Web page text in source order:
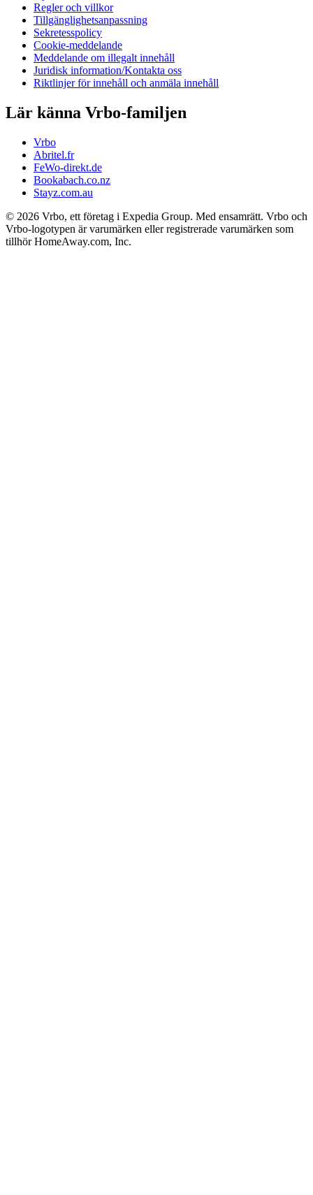
Regler och villkor
Tillgänglighetsanpassning
Sekretesspolicy
Cookie-meddelande
Meddelande om illegalt innehåll
Juridisk information/Kontakta oss
Riktlinjer för innehåll och anmäla innehåll
Lär känna Vrbo-familjen
Vrbo
Abritel.fr
FeWo-direkt.de
Bookabach.co.nz
Stayz.com.au
© 2026 Vrbo, ett företag i Expedia Group. Med ensamrätt. Vrbo och
Vrbo-logotypen är varumärken eller registrerade varumärken som
tillhör HomeAway.com, Inc.